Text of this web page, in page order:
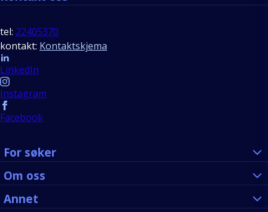
tel: 22405370
kontakt: Kontaktskjema
Follow us
LinkedIn
Instagram
Facebook
For søker
Om oss
Annet